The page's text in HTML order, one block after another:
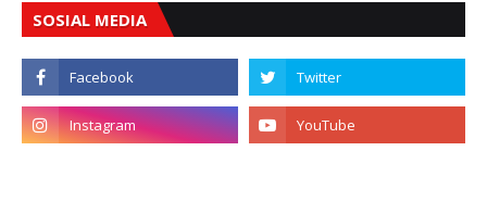
SOSIAL MEDIA